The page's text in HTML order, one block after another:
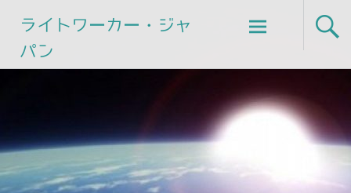
ライトワーカー・ジャ
パン
Skip
to